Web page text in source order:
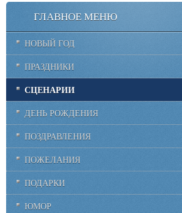
ГЛАВНОЕ МЕНЮ
НОВЫЙ ГОД
ПРАЗДНИКИ
СЦЕНАРИИ
ДЕНЬ РОЖДЕНИЯ
ПОЗДРАВЛЕНИЯ
ПОЖЕЛАНИЯ
ПОДАРКИ
ЮМОР